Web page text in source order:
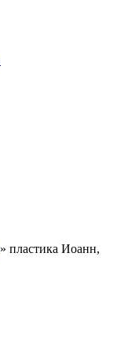
» пластика Иоанн,